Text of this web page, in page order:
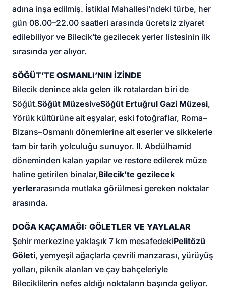
adına inşa edilmiş. İstiklal Mahallesi’ndeki türbe, her
gün 08.00–22.00 saatleri arasında ücretsiz ziyaret
edilebiliyor ve Bilecik’te gezilecek yerler listesinin ilk
sırasında yer alıyor.
SÖĞÜT’TE OSMANLI’NIN İZİNDE
Bilecik denince akla gelen ilk rotalardan biri de
Söğüt.Söğüt MüzesiveSöğüt Ertuğrul Gazi Müzesi,
Yörük kültürüne ait eşyalar, eski fotoğraflar, Roma–
Bizans–Osmanlı dönemlerine ait eserler ve sikkelerle
tam bir tarih yolculuğu sunuyor. II. Abdülhamid
döneminden kalan yapılar ve restore edilerek müze
haline getirilen binalar,Bilecik’te gezilecek
yerlerarasında mutlaka görülmesi gereken noktalar
arasında.
DOĞA KAÇAMAĞI: GÖLETLER VE YAYLALAR
Şehir merkezine yaklaşık 7 km mesafedekiPelitözü
Göleti, yemyeşil ağaçlarla çevrili manzarası, yürüyüş
yolları, piknik alanları ve çay bahçeleriyle
Bileciklilerin nefes aldığı noktaların başında geliyor.